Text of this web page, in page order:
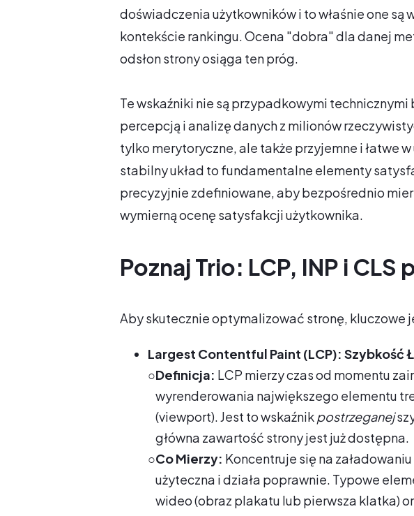
doświadczenia użytkowników i to właśnie one
kontekście rankingu. Ocena "dobra" dla danej
odsłon strony osiąga ten próg.
Te wskaźniki nie są przypadkowymi
percepcją i analizę danych z milionów
tylko merytoryczne, ale także przyjemne i łatwe
stabilny układ to fundamentalne elementy
precyzyjnie zdefiniowane, aby bezpośrednio
wymierną ocenę satysfakcji użytkownika.
Poznaj Trio: LCP, INP i CLS
Aby skutecznie optymalizować stronę, kluczowe
Largest Contentful Paint (LCP): Szybkość
○Definicja: LCP mierzy czas od momentu
wyrenderowania największego elementu
(viewport). Jest to wskaźnikpostrzeganej
główna zawartość strony jest już dostępna.
○Co Mierzy: Koncentruje się na załadowaniu
użyteczna i działa poprawnie. Typowe
wideo (obraz plakatu lub pierwsza klatka)